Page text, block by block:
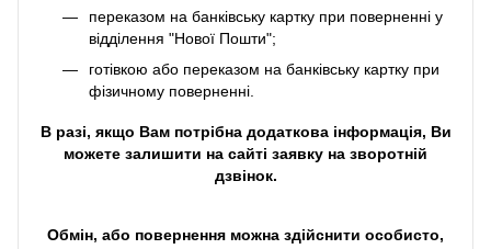
переказом на банківську картку при поверненні у
відділення "Нової Пошти";
готівкою або переказом на банківську картку при
фізичному поверненні.
В разі, якщо Вам потрібна додаткова інформація, Ви
можете залишити на сайті заявку на зворотній
дзвінок.
Обмін, або повернення можна здійснити особисто,